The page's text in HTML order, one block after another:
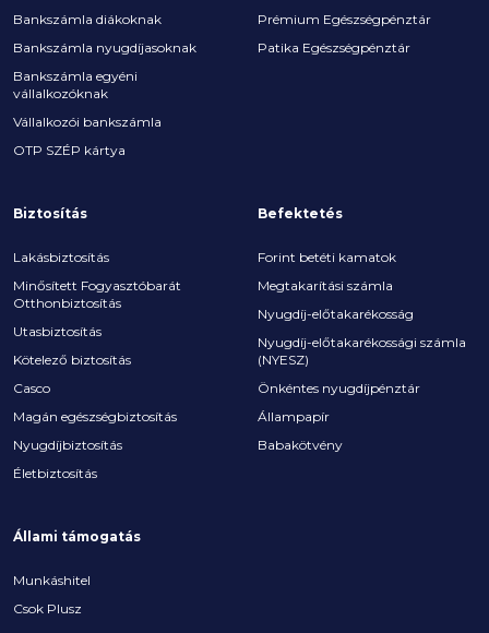
Bankszámla diákoknak
Bankszámla nyugdíjasoknak
Bankszámla egyéni
vállalkozóknak
Vállalkozói bankszámla
OTP SZÉP kártya
Prémium Egészségpénztár
Patika Egészségpénztár
Biztosítás
Lakásbiztosítás
Minősített Fogyasztóbarát
Otthonbiztosítás
Utasbiztosítás
Kötelező biztosítás
Casco
Magán egészségbiztosítás
Nyugdíjbiztosítás
Életbiztosítás
Befektetés
Forint betéti kamatok
Megtakarítási számla
Nyugdíj-előtakarékosság
Nyugdíj-előtakarékossági számla
(NYESZ)
Önkéntes nyugdíjpénztár
Állampapír
Babakötvény
Állami támogatás
Munkáshitel
Csok Plusz